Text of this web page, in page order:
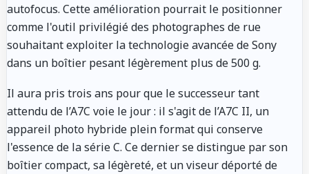
autofocus. Cette amélioration pourrait le positionner
comme l'outil privilégié des photographes de rue
souhaitant exploiter la technologie avancée de Sony
dans un boîtier pesant légèrement plus de 500 g.
Il aura pris trois ans pour que le successeur tant
attendu de l’A7C voie le jour : il s'agit de l’A7C II, un
appareil photo hybride plein format qui conserve
l'essence de la série C. Ce dernier se distingue par son
boîtier compact, sa légèreté, et un viseur déporté de